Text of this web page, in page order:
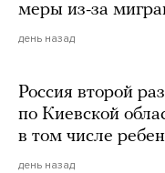
меры из-за
день назад
Россия второй
по Киевской
в том числе
день назад